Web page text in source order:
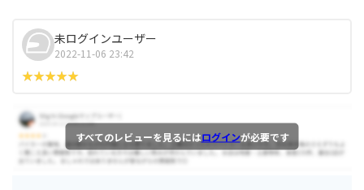
未ログインユーザー
2022-11-06 23:42
すべてのレビューを見るにはログインが必要です